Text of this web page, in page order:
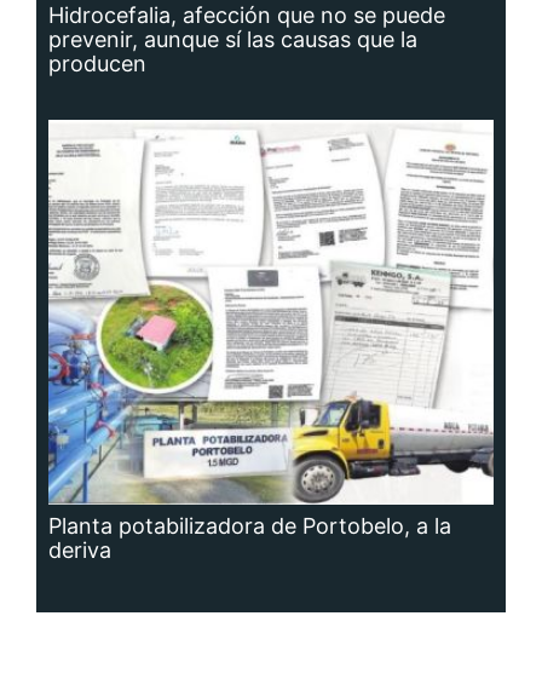
Hidrocefalia, afección que no se puede
prevenir, aunque sí las causas que la
producen
Planta potabilizadora de Portobelo, a la
deriva